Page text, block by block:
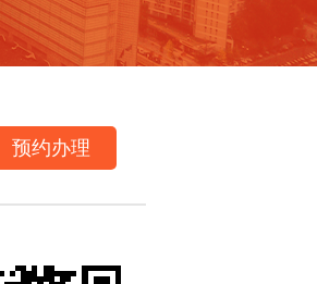
预约办理